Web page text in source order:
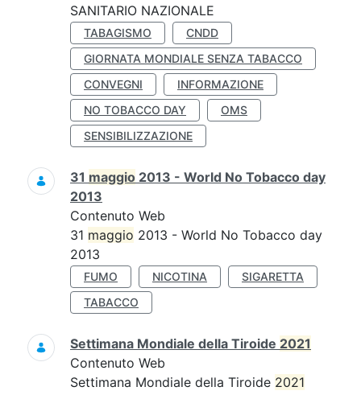
SANITARIO NAZIONALE
TABAGISMO
CNDD
GIORNATA MONDIALE SENZA TABACCO
CONVEGNI
INFORMAZIONE
NO TOBACCO DAY
OMS
SENSIBILIZZAZIONE
31 maggio 2013 - World No Tobacco day
2013
Contenuto Web
31 maggio 2013 - World No Tobacco day
2013
FUMO NICOTINA
SIGARETTA
TABACCO
Settimana Mondiale della Tiroide 2021
Contenuto Web
Settimana Mondiale della Tiroide 2021